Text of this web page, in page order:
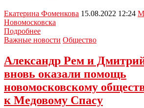
мёд
Екатерина Фоменкова 15.08.2022 12:24
Новомосковска
ПодробнееВ
Новомосковске
Медовый
Спас:
видео
Важные новости Общество
Александр Рем и
вновь оказали помощь
новомосковскому
к Медовому Спасу